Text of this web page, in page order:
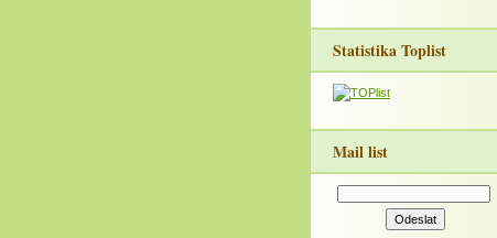
Statistika Toplist
Mail list